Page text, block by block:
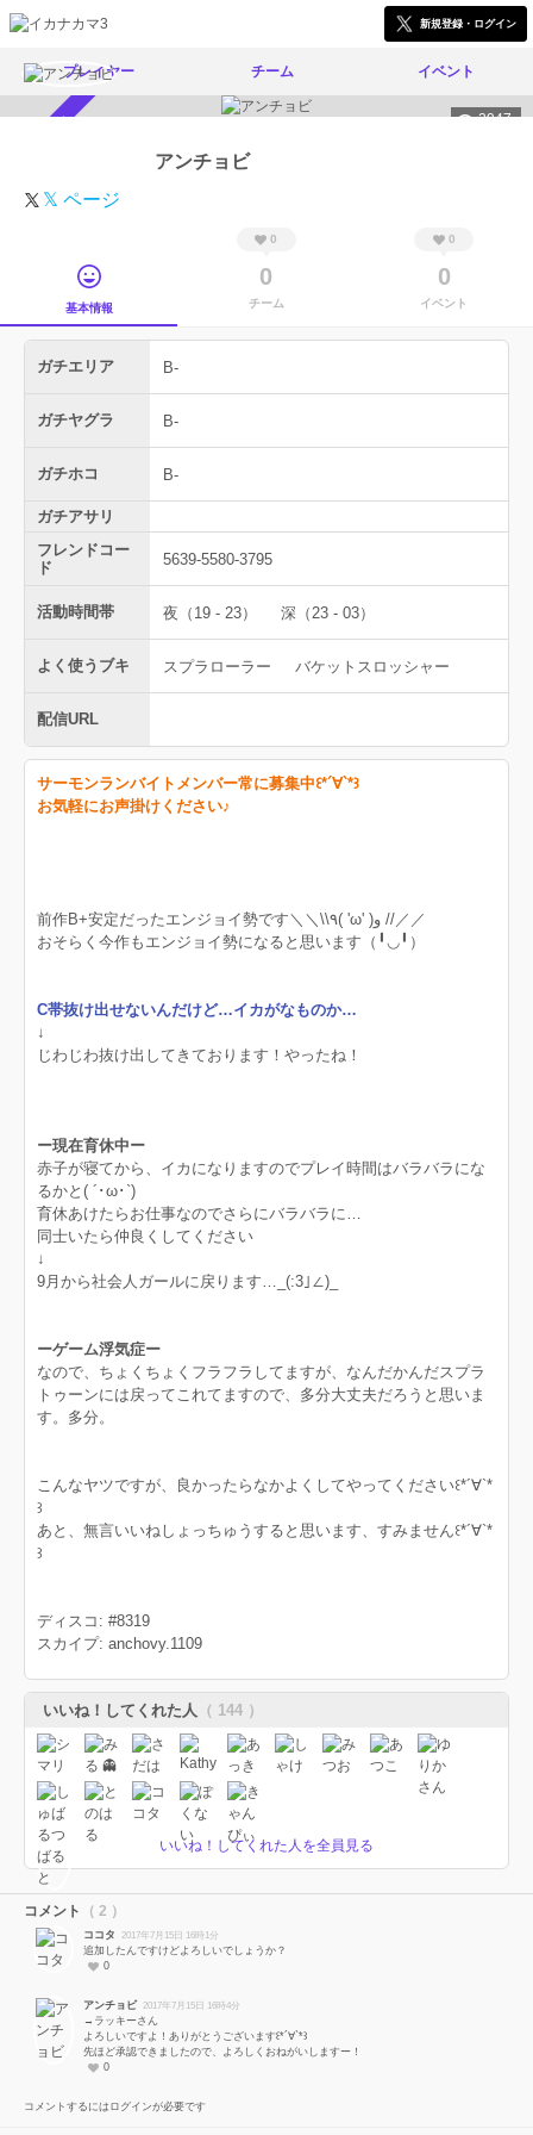
新規登録・ログイン
プレイヤー チーム イベント
2947
アンチョビ
𝕏 ページ
基本情報
0
0
チーム
0
0
イベント
ガチエリア B-
ガチヤグラ B-
ガチホコ B-
ガチアサリ
フレンドコー
ド
5639-5580-3795
活動時間帯 夜（19 - 23） 深（23 - 03）
よく使うブキ スプラローラー バケットスロッシャー
配信URL
サーモンランバイトメンバー常に募集中꒰*´∀`*꒱
お気軽にお声掛けください♪
前作B+安定だったエンジョイ勢です＼＼\\٩( 'ω' )و //／／
おそらく今作もエンジョイ勢になると思います（╹◡╹）
C帯抜け出せないんだけど…イカがなものか…
↓
じわじわ抜け出してきております！やったね！
ー現在育休中ー
赤子が寝てから、イカになりますのでプレイ時間はバラバラにな
るかと( ´･ω･`)
育休あけたらお仕事なのでさらにバラバラに…
同士いたら仲良くしてください
↓
9月から社会人ガールに戻ります…_(:3｣∠)_
ーゲーム浮気症ー
なので、ちょくちょくフラフラしてますが、なんだかんだスプラ
トゥーンには戻ってこれてますので、多分大丈夫だろうと思いま
す。多分。
こんなヤツですが、良かったらなかよくしてやってください꒰*´∀`*
꒱
あと、無言いいねしょっちゅうすると思います、すみません꒰*´∀`*
꒱
ディスコ: #8319
スカイプ: anchovy.1109
いいね！してくれた人 （ 144 ）
いいね！してくれた人を全員見る
コメント （ 2 ）
ココタ 2017年7月15日 16時1分
追加したんですけどよろしいでしょうか？
0
アンチョビ 2017年7月15日 16時4分
→ラッキーさん
よろしいですよ！ありがとうございます꒰*´∀`*꒱
先ほど承認できましたので、よろしくおねがいしますー！
0
コメントするにはログインが必要です